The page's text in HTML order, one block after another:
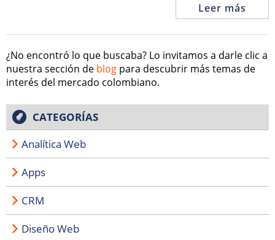
Leer más
¿No encontró lo que buscaba? Lo invitamos a darle clic a
nuestra sección de blog para descubrir más temas de
interés del mercado colombiano.
CATEGORÍAS
Analítica Web
Apps
CRM
Diseño Web